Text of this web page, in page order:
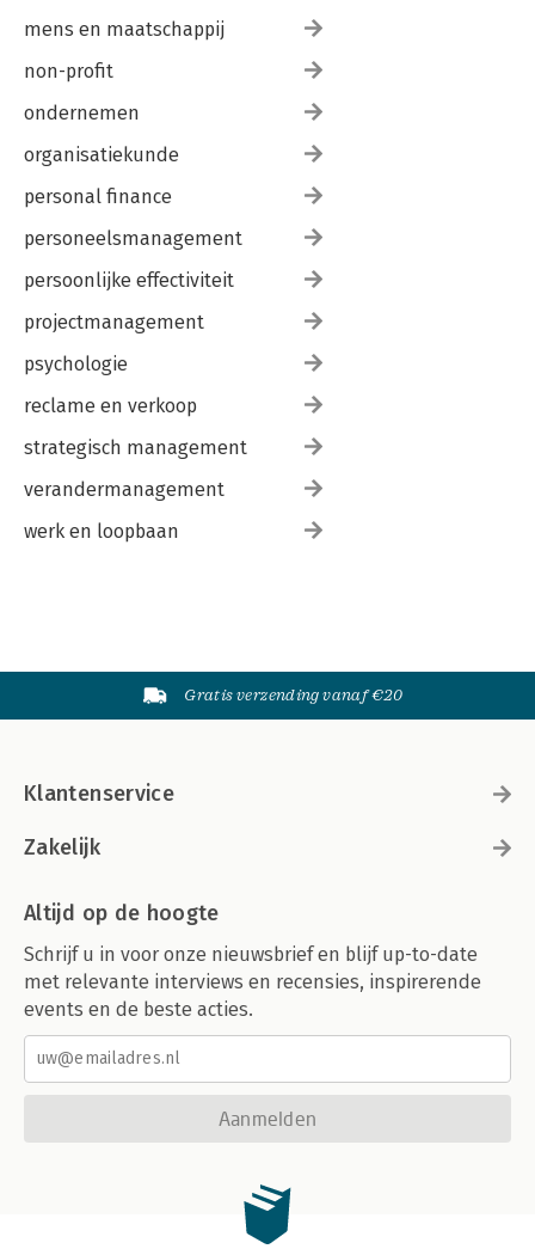
mens en maatschappij
non-profit
ondernemen
organisatiekunde
personal finance
personeelsmanagement
persoonlijke effectiviteit
projectmanagement
psychologie
reclame en verkoop
strategisch management
verandermanagement
werk en loopbaan
Gratis verzending vanaf €20
Klantenservice
Zakelijk
Altijd op de hoogte
Schrijf u in voor onze nieuwsbrief en blijf up-to-date
met relevante interviews en recensies, inspirerende
events en de beste acties.
Aanmelden